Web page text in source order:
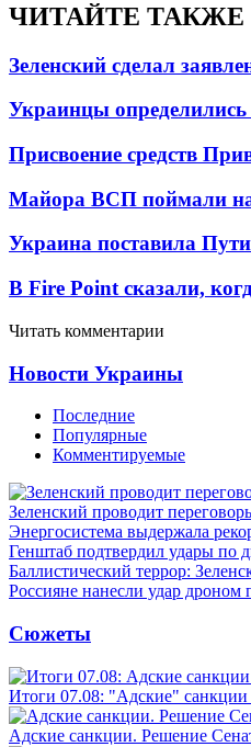
ЧИТАЙТЕ ТАКЖЕ
Зеленский сделал
Украинцы определились
Присвоение средств
Майора ВСП поймали
Украина поставила
В Fire Point сказали,
Читать комментарии
Новости Украины
Последние
Популярные
Комментируемые
Зеленский проводит
Энергосистема выдержала
Генштаб подтвердил удары по
Баллистический террор:
Россияне нанесли удар
Сюжеты
Итоги 07.08: "Адские"
Адские санкции. Решение